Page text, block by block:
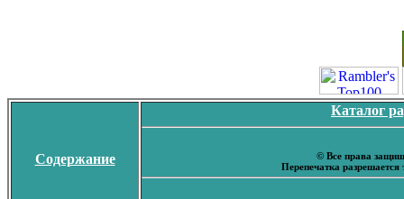
Содержание
Каталог
© Все права
Перепечатка